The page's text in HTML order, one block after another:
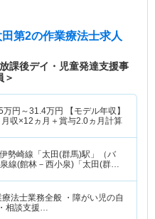
第2の作業療法士求人
課後デイ・児童発達支援事
＞
万円～31.4万円
【モデル年収】
月収×12ヵ月＋賞与2.0ヵ月計算
勢崎線「太田(群馬)駅」（バ
線(館林－西小泉)「太田(群馬)
療法士業務全般 ・障がい児の自
相談支援…